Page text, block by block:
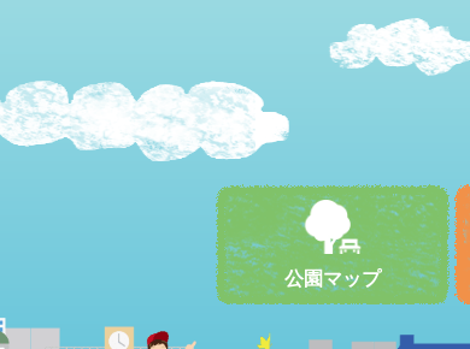
公園マップ